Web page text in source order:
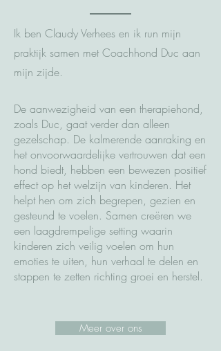
Ik ben Claudy Verhees en ik run mijn
praktijk samen met Coachhond Duc aan
mijn zijde.
De aanwezigheid van een therapiehond,
zoals Duc, gaat verder dan alleen
gezelschap. De kalmerende aanraking en
het onvoorwaardelijke vertrouwen dat een
hond biedt, hebben een bewezen positief
effect op het welzijn van kinderen. Het
helpt hen om zich begrepen, gezien en
gesteund te voelen. Samen creëren we
een laagdrempelige setting waarin
kinderen zich veilig voelen om hun
emoties te uiten, hun verhaal te delen en
stappen te zetten richting groei en herstel.
Meer over ons